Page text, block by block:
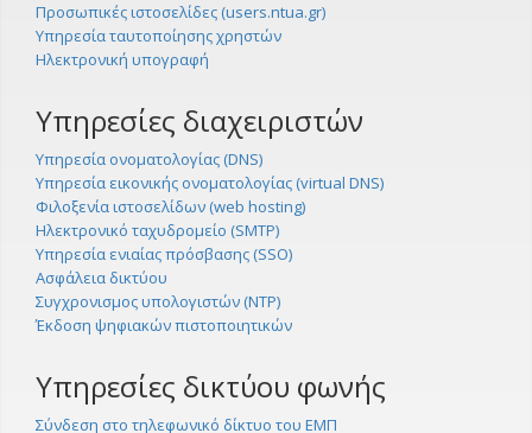
Προσωπικές ιστοσελίδες (users.ntua.gr)
Υπηρεσία ταυτοποίησης χρηστών
Ηλεκτρονική υπογραφή
Υπηρεσίες διαχειριστών
Υπηρεσία ονοματολογίας (DNS)
Υπηρεσία εικονικής ονοματολογίας (virtual DNS)
Φιλοξενία ιστοσελίδων (web hosting)
Ηλεκτρονικό ταχυδρομείο (SMTP)
Υπηρεσία ενιαίας πρόσβασης (SSO)
Ασφάλεια δικτύου
Συγχρονισμος υπολογιστών (NTP)
Έκδοση ψηφιακών πιστοποιητικών
Υπηρεσίες δικτύου φωνής
Σύνδεση στο τηλεφωνικό δίκτυο του ΕΜΠ